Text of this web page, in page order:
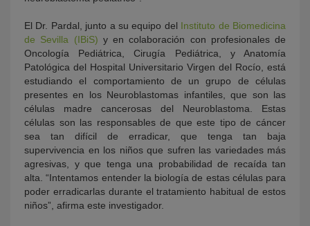
El Dr. Pardal, junto a su equipo del Instituto de Biomedicina
de Sevilla (IBiS) y en colaboración con profesionales de
Oncología Pediátrica, Cirugía Pediátrica, y Anatomía
Patológica del Hospital Universitario Virgen del Rocío, está
estudiando el comportamiento de un grupo de células
presentes en los Neuroblastomas infantiles, que son las
células madre cancerosas del Neuroblastoma. Estas
células son las responsables de que este tipo de cáncer
sea tan difícil de erradicar, que tenga tan baja
supervivencia en los niños que sufren las variedades más
agresivas, y que tenga una probabilidad de recaída tan
alta. “Intentamos entender la biología de estas células para
poder erradicarlas durante el tratamiento habitual de estos
niños”, afirma este investigador.